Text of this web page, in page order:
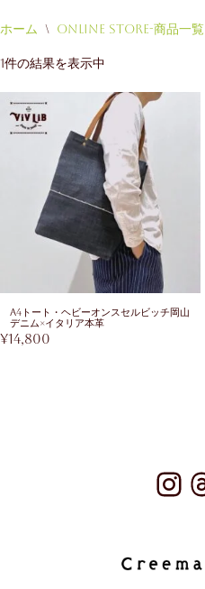
ン
テ
ン
ツ
ホーム \ Online Store-商品一覧
1件の結果を表示中
A4トート・ヘビーオンスセルビッチ岡山
デニム×イタリア本革
¥14,800